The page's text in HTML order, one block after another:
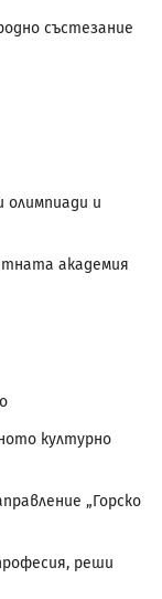
състезание
и
академия
културно
„Горско
реши